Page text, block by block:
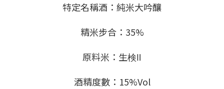
特定名稱酒：純米大吟釀
精米步合：35%
原料米：生検Ⅱ
酒精度數：15%Vol